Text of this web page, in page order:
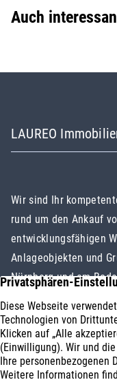
Auch
LAUREO
Wir sind Ihr
rund um den Ankauf
entwicklungsfähigen
Anlageobjekten und
Nürnberg und am
Immobilienankauf
Geschäftsbereiche